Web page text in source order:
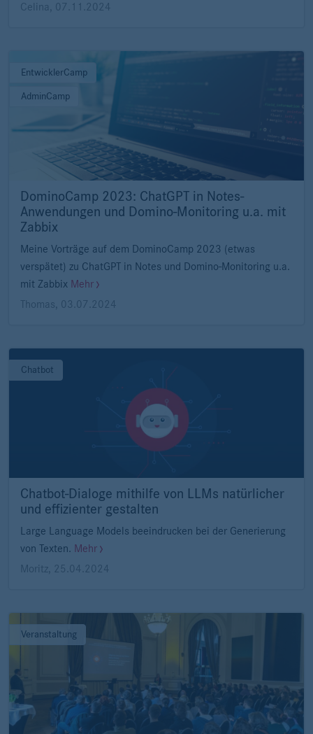
Celina 07.11.2024
EntwicklerCamp
AdminCamp
DominoCamp 2023: ChatGPT in Notes-
Anwendungen und Domino-Monitoring u.a. mit
Zabbix
Meine Vorträge auf dem DominoCamp 2023 (etwas
verspätet) zu ChatGPT in Notes und Domino-Monitoring u.a.
mit Zabbix Mehr
Thomas
03.07.2024
Chatbot
Chatbot-Dialoge mithilfe von LLMs natürlicher
und effizienter gestalten
Large Language Models beeindrucken bei der Generierung
von Texten. Mehr
Moritz
25.04.2024
Veranstaltung